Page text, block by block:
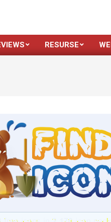
RESURSE